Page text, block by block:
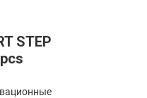
STEP